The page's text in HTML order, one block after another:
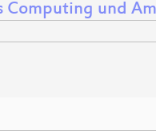
Computing und